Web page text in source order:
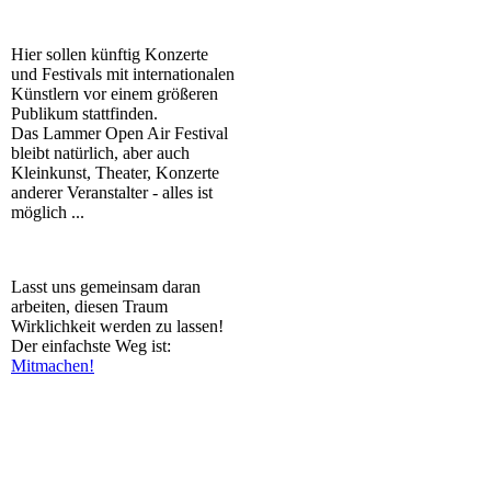
Hier sollen künftig Konzerte
und Festivals mit internationalen
Künstlern vor einem größeren
Publikum stattfinden.
Das Lammer Open Air Festival
bleibt natürlich, aber auch
Kleinkunst, Theater, Konzerte
anderer Veranstalter - alles ist
möglich ...
Lasst uns gemeinsam daran
arbeiten, diesen Traum
Wirklichkeit werden zu lassen!
Der einfachste Weg ist:
Mitmachen!